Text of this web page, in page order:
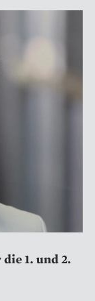
1. und 2.